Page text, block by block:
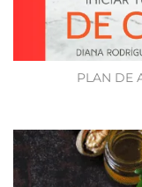
PLAN DE